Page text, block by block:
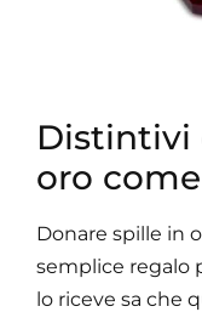
Distintivi
oro
Donare spille in
semplice regalo
lo riceve sa che